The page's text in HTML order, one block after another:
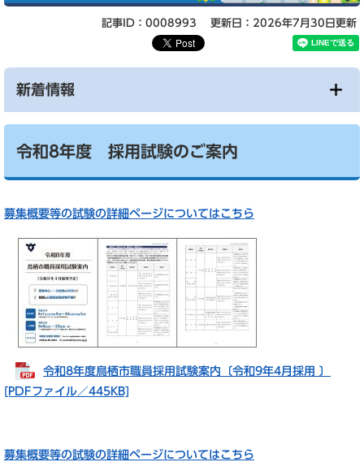
記事ID：0008993 更新日：2026年7月30日更新
新着情報
令和8年度 採用試験のご案内
募集概要等の試験の詳細ページについてはこちら
令和8年度鳥栖市職員採用試験案内〔令和9年4月採用 〕
[PDFファイル／445KB]
募集概要等の試験の詳細ページについてはこちら